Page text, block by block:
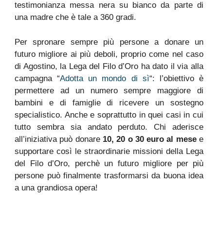
testimonianza messa nera su bianco da parte di
una madre che è tale a 360 gradi.
Per spronare sempre più persone a donare un
futuro migliore ai più deboli, proprio come nel caso
di Agostino, la Lega del Filo d’Oro ha dato il via alla
campagna “Adotta un mondo di sì“: l’obiettivo è
permettere ad un numero sempre maggiore di
bambini e di famiglie di ricevere un sostegno
specialistico. Anche e soprattutto in quei casi in cui
tutto sembra sia andato perduto. Chi aderisce
all’iniziativa può donare 10, 20 o 30 euro al mesee
supportare così le straordinarie missioni della Lega
del Filo d’Oro, perchè un futuro migliore per più
persone può finalmente trasformarsi da buona idea
a una grandiosa opera!